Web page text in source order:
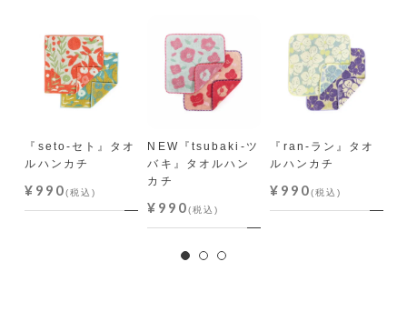
『seto-セト』タオ
ルハンカチ
¥990(税込)
NEW『tsubaki-ツ
バキ』タオルハン
カチ
¥990(税込)
『ran-ラン』タオ
ルハンカチ
¥990(税込)